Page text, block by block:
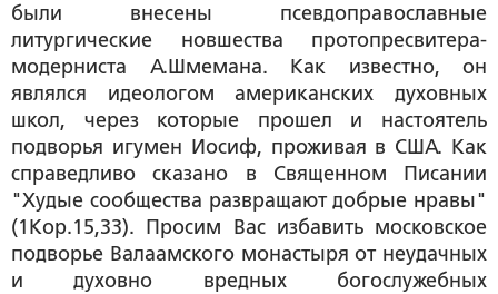
были внесены псевдоправославные
литургические новшества протопресвитера-
модерниста А.Шмемана. Как известно, он
являлся идеологом американских духовных
школ, через которые прошел и настоятель
подворья игумен Иосиф, проживая в США. Как
справедливо сказано в Священном Писании
"Худые сообщества развращают добрые нравы"
(1Кор.15,33). Просим Вас избавить московское
подворье Валаамского монастыря от неудачных
и духовно вредных богослужебных